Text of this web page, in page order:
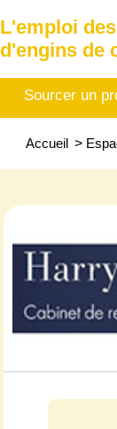
L'emploi
d'engins de
Sourcer un
Accueil >